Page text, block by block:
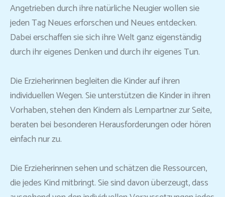
Angetrieben durch ihre natürliche Neugier wollen sie
jeden Tag Neues erforschen und Neues entdecken.
Dabei erschaffen sie sich ihre Welt ganz eigenständig
durch ihr eigenes Denken und durch ihr eigenes Tun.
Die Erzieherinnen begleiten die Kinder auf ihren
individuellen Wegen. Sie unterstützen die Kinder in ihren
Vorhaben, stehen den Kindern als Lernpartner zur Seite,
beraten bei besonderen Herausforderungen oder hören
einfach nur zu.
Die Erzieherinnen sehen und schätzen die Ressourcen,
die jedes Kind mitbringt. Sie sind davon überzeugt, dass